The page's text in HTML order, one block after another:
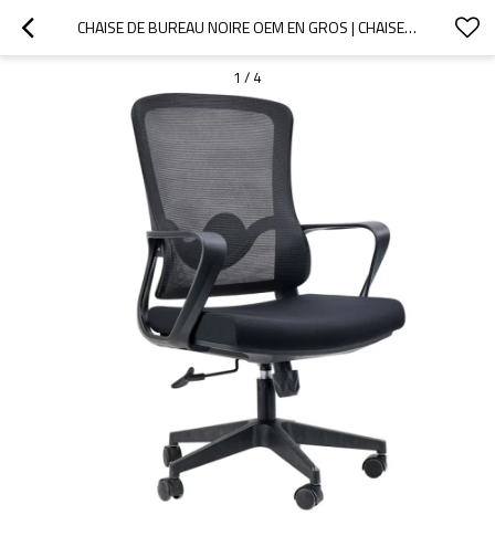
CHAISE DE BUREAU NOIRE OEM EN GROS | CHAISE DE BUREAU ERGONOMIQUE PIVOTANTE EN MAILLE AVEC ACCOUDOIRS FIXES POUR LE BUREAU À DOMICILE
1 / 4